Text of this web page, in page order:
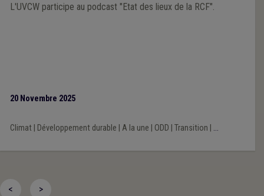
L'UVCW participe au podcast "Etat des lieux de la RCF".
20 Novembre 2025
Climat| Développement durable A la une ODD Transition ...
< >